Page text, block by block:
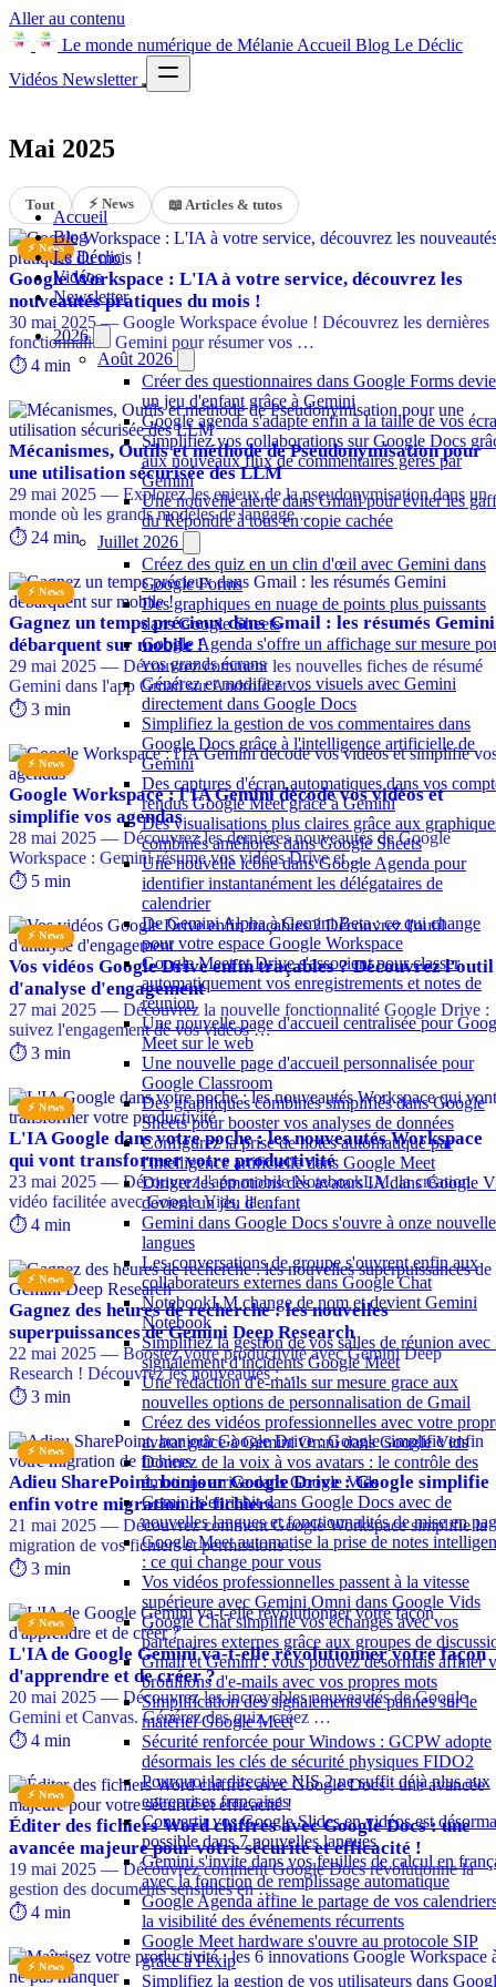
Aller au contenu
Le monde numérique de Mélanie Accueil Blog Le Déclic
Vidéos Newsletter
Accueil
Blog
Le Déclic
Vidéos
Newsletter
2026
Août 2026
Créer des questionnaires dans Google Forms
un jeu d'enfant grâce à Gemini
Google agenda s'adapte enfin à la taille de vos
Simplifiez vos collaborations sur Google Docs
aux nouveaux flux de commentaires gérés par
Gemini
Une nouvelle alerte dans Gmail pour éviter les
du Répondre à tous en copie cachée
Juillet 2026
Créez des quiz en un clin d'œil avec Gemini dans
Google Forms
Des graphiques en nuage de points plus puissants
dans Google Sheets
Google Agenda s'offre un affichage sur mesure
vos grands écrans
Générez et modifiez vos visuels avec Gemini
directement dans Google Docs
Simplifiez la gestion de vos commentaires dans
Google Docs grâce à l'intelligence artificielle de
Gemini
Des captures d'écran automatiques dans vos
rendus Google Meet grâce à Gemini
Des visualisations plus claires grâce aux
combinés améliorés dans Google Sheets
Une nouvelle icône dans Google Agenda pour
identifier instantanément les délégataires de
calendrier
De Gemini Alpha à Gemini Beta : ce qui change
pour votre espace Google Workspace
Google Meet et Drive s'associent pour classer
automatiquement vos enregistrements et notes de
réunion
Une nouvelle page d'accueil centralisée pour
Meet sur le web
Une nouvelle page d'accueil personnalisée pour
Google Classroom
Des graphiques combinés simplifiés dans Google
Sheets pour booster vos analyses de données
Configurez la prise de notes automatique par
l'intelligence artificielle dans Google Meet
Diriger les émotions des avatars IA dans Google
devient un jeu d'enfant
Gemini dans Google Docs s'ouvre à onze
langues
Les conversations de groupe s'ouvrent enfin aux
collaborateurs externes dans Google Chat
NotebookLM change de nom et devient Gemini
Notebook
Simplifiez la gestion de vos salles de réunion avec
signalement d'incidents Google Meet
Une redaction d'e-mails sur mesure grace aux
nouvelles options de personnalisation de Gmail
Créez des vidéos professionnelles avec votre
avatar grâce à Gemini Omni dans Google Vids
Donnez de la voix à vos avatars : le contrôle des
émotions arrive dans Google Vids
Gemini s'enrichit dans Google Docs avec de
nouvelles langues et fonctionnalités de mise en
Google Meet automatise la prise de notes
: ce qui change pour vous
Vos vidéos professionnelles passent à la vitesse
supérieure avec Gemini Omni dans Google Vids
Google Chat simplifie vos échanges avec vos
partenaires externes grâce aux groupes de
Gmail et Gemini : vous pouvez désormais affiner
brouillons d'e-mails avec vos propres mots
Simplification des signalements de pannes sur le
matériel Google Meet
Sécurité renforcée pour Windows : GCPW adopte
désormais les clés de sécurité physiques FIDO2
Pourquoi la directive NIS 2 ne suffit déjà plus aux
entreprises françaises
Convertir vos Google Slides en vidéos est
possible dans 7 nouvelles langues
Gemini s'invite dans vos feuilles de calcul en
avec la fonction de remplissage automatique
Google Agenda affine le partage de vos
la visibilité des événements récurrents
Google Meet hardware s'ouvre au protocole SIP
grâce à Pexip
Simplifiez la gestion de vos utilisateurs dans
Mai 2025
Tout ⚡ News 📖 Articles & tutos
⚡ News
Google Workspace : L'IA à votre service, découvrez les
nouveautés pratiques du mois !
30 mai 2025 — Google Workspace évolue ! Découvrez les dernières
fonctionnalités Gemini pour résumer vos …
⏱️ 4 min
Mécanismes, Outils et méthode de Pseudonymisation pour
une utilisation sécurisée des LLM
29 mai 2025 — Explorez les enjeux de la pseudonymisation dans un
monde où les grands modèles de langage …
⏱️ 24 min
⚡ News
Gagnez un temps précieux dans Gmail : les résumés Gemini
débarquent sur mobile !
29 mai 2025 — Découvrez comment les nouvelles fiches de résumé
Gemini dans l'app Gmail sur Android et …
⏱️ 3 min
⚡ News
Google Workspace : l'IA Gemini décode vos vidéos et
simplifie vos agendas
28 mai 2025 — Découvrez les dernières nouveautés de Google
Workspace : Gemini résume vos vidéos Drive et …
⏱️ 5 min
⚡ News
Vos vidéos Google Drive enfin traçables ? Découvrez l'outil
d'analyse d'engagement
27 mai 2025 — Découvrez la nouvelle fonctionnalité Google Drive :
suivez l'engagement de vos vidéos …
⏱️ 3 min
⚡ News
L'IA Google dans votre poche : les nouveautés Workspace
qui vont transformer votre productivité
23 mai 2025 — Découvrez l'app mobile NotebookLM, la création
vidéo facilitée avec Google Vids, la …
⏱️ 4 min
⚡ News
Gagnez des heures de recherche : les nouvelles
superpuissances de Gemini Deep Research
22 mai 2025 — Boostez votre productivité avec Gemini Deep
Research ! Découvrez les nouveautés : …
⏱️ 3 min
⚡ News
Adieu SharePoint, bonjour Google Drive : Google simplifie
enfin votre migration de fichiers
21 mai 2025 — Découvrez comment Google Workspace simplifie la
migration de vos fichiers et permissions …
⏱️ 3 min
⚡ News
L'IA de Google Gemini va-t-elle révolutionner votre façon
d'apprendre et de créer ?
20 mai 2025 — Découvrez les incroyables nouveautés de Google
Gemini et Canvas. Générez des quiz, créez …
⏱️ 4 min
⚡ News
Éditer des fichiers Word chiffrés avec Google Docs : une
avancée majeure pour votre sécurité et efficacité !
19 mai 2025 — Découvrez comment Google Docs révolutionne la
gestion des documents sensibles en …
⏱️ 4 min
⚡ News